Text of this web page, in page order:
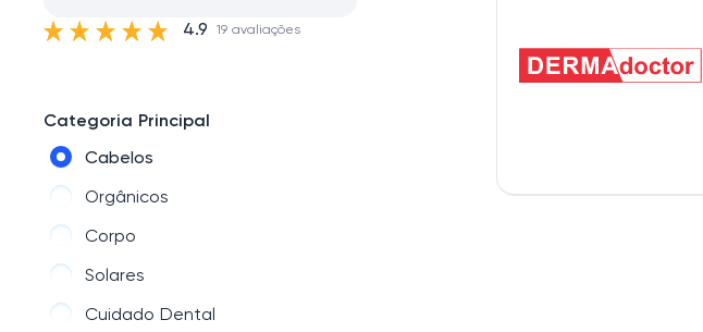
4.9 19 avaliações
Categoria Principal
Cabelos
Orgânicos
Corpo
Solares
Cuidado Dental